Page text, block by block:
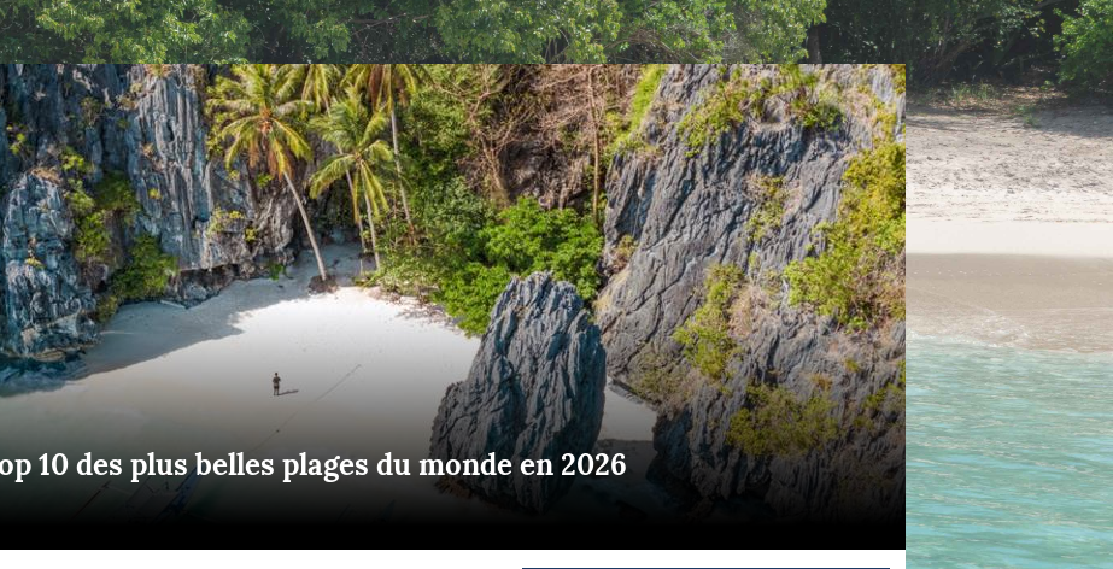
Route du Rhum - Destination
Guadeloupe
Transat Café l'Or
America's Cup
LOISIRS
Pêche en mer
Plongée
Glisse
SERVICES
Nos magazines
La newsletter
METEO CONSULT Marine
Briefings
FLASH INFO
10 des plus belles plages du monde en 2026